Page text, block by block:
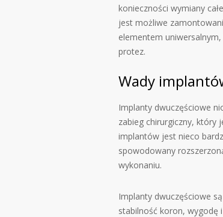
konieczności wymiany
jest możliwe
elementem
protez.
Wady
Implanty dwuczęściowe
zabieg chirurgiczny, który
implantów jest nieco
spowodowany
wykonaniu.
Implanty dwuczęściowe
stabilność koron, wygodę